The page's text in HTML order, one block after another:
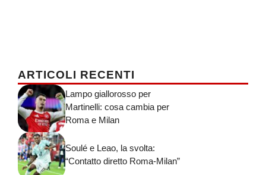
ARTICOLI RECENTI
Lampo giallorosso per
Martinelli: cosa cambia per
Roma e Milan
Soulé e Leao, la svolta:
“Contatto diretto Roma-Milan”